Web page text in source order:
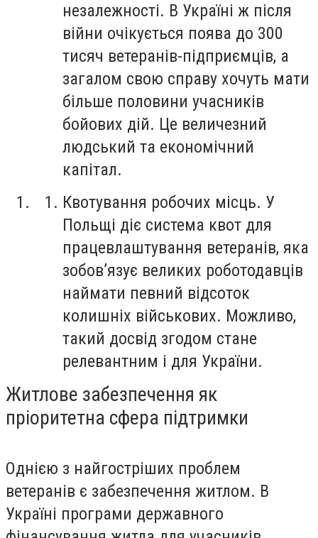
незалежності. В Україні ж після
війни очікується поява до 300
тисяч ветеранів-підприємців, а
загалом свою справу хочуть мати
більше половини учасників
бойових дій. Це величезний
людський та економічний
капітал.
Квотування робочих місць. У
Польщі діє система квот для
працевлаштування ветеранів, яка
зобов’язує великих роботодавців
наймати певний відсоток
колишніх військових. Можливо,
такий досвід згодом стане
релевантним і для України.
Житлове забезпечення як
пріоритетна сфера підтримки
Однією з найгостріших проблем
ветеранів є забезпечення житлом. В
Україні програми державного